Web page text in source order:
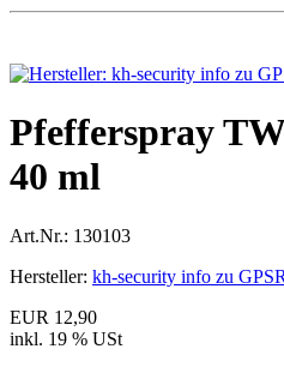
Pfefferspray
40 ml
Art.Nr.: 130103
Hersteller: kh-security info zu GPSR
EUR 12,90
inkl. 19 % USt